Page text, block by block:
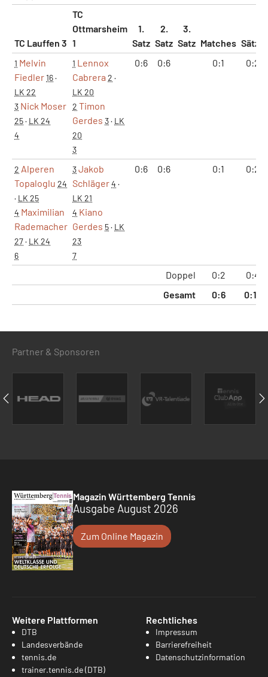
TC Lauffen 3
TC
Ottmarsheim
1
1.
Satz
2.
Satz
3.
Satz Matches Sätze
1 Melvin
Fiedler16·
LK 22
3 Nick Moser
25· LK 24
4
1 Lennox
Cabrera 2 ·
LK 20
2 Timon
Gerdes 3· LK
20
3
0:6 0:6 0:1 0:2
2 Alperen
Topaloglu 24
· LK 25
4 Maximilian
Rademacher
27· LK 24
6
3Jakob
Schläger4 ·
LK 21
4 Kiano
Gerdes 5· LK
23
7
0:6 0:6 0:1 0:2
Doppel 0:2
0:4
Gesamt
0:6 0:12
Partner & Sponsoren
Magazin Württemberg Tennis
Ausgabe August 2026
Zum Online Magazin
Weitere Plattformen
DTB
Landesverbände
tennis.de
trainer.tennis.de (DTB)
Rechtliches
Impressum
Barrierefreiheit
Datenschutzinformation